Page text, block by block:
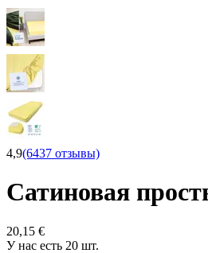
4,9(6437 отзывы)
Сатиновая
20,15 €
У нас есть 20 шт.